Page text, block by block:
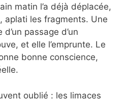
matin l’a déjà déplacée,
aplati les fragments. Une
passage d’un
et elle l’emprunte. Le
bonne conscience,
oublié : les limaces